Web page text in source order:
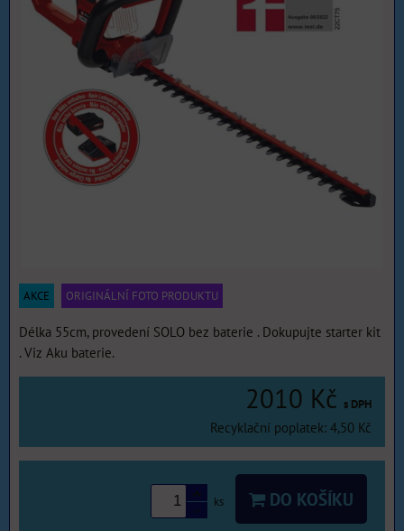
AKCE ORIGINÁLNÍ FOTO PRODUKTU
Délka 55cm, provedení SOLO bez baterie . Dokupujte starter kit
. Viz Aku baterie.
2010 Kč s DPH
Recyklační poplatek: 4,50 Kč
ks DO KOŠÍKU